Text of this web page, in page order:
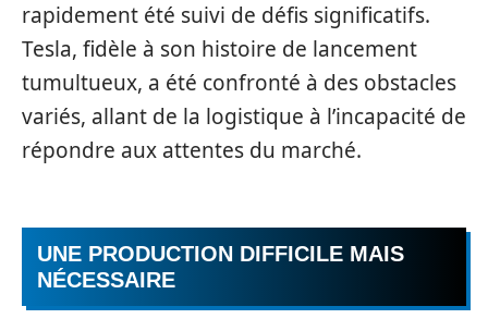
rapidement été suivi de défis significatifs.
Tesla, fidèle à son histoire de lancement
tumultueux, a été confronté à des obstacles
variés, allant de la logistique à l’incapacité de
répondre aux attentes du marché.
UNE PRODUCTION DIFFICILE MAIS
NÉCESSAIRE